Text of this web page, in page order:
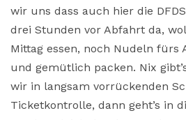
wir uns dass auch hier die
drei Stunden vor Abfahrt da,
Mittag essen, noch Nudeln fürs
und gemütlich packen. Nix
wir in langsam vorrückenden
Ticketkontrolle, dann geht’s in